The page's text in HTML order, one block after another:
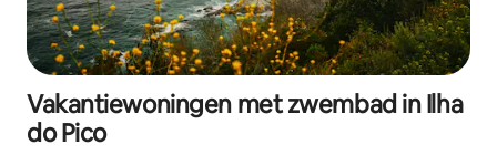
Vakantiewoningen met zwembad in Ilha
do Pico